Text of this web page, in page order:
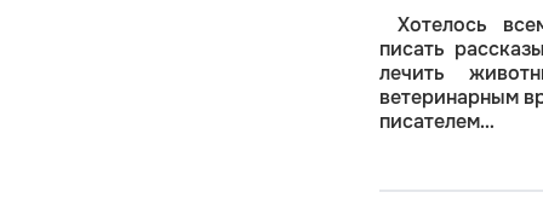
Хотелось
писать
лечить
ветеринарным
писателем…